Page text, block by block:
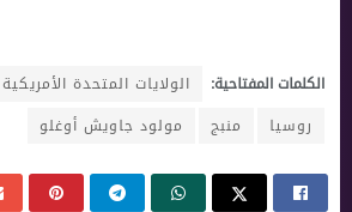
الكلمات المفتاحية: الولايات المتحدة الأمريكية
روسيا
منبج مولود جاويش أوغلو